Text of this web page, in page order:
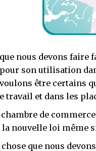
nous devons
son utilisation
être certains
travail et dans les
de
nouvelle loi même
que nous